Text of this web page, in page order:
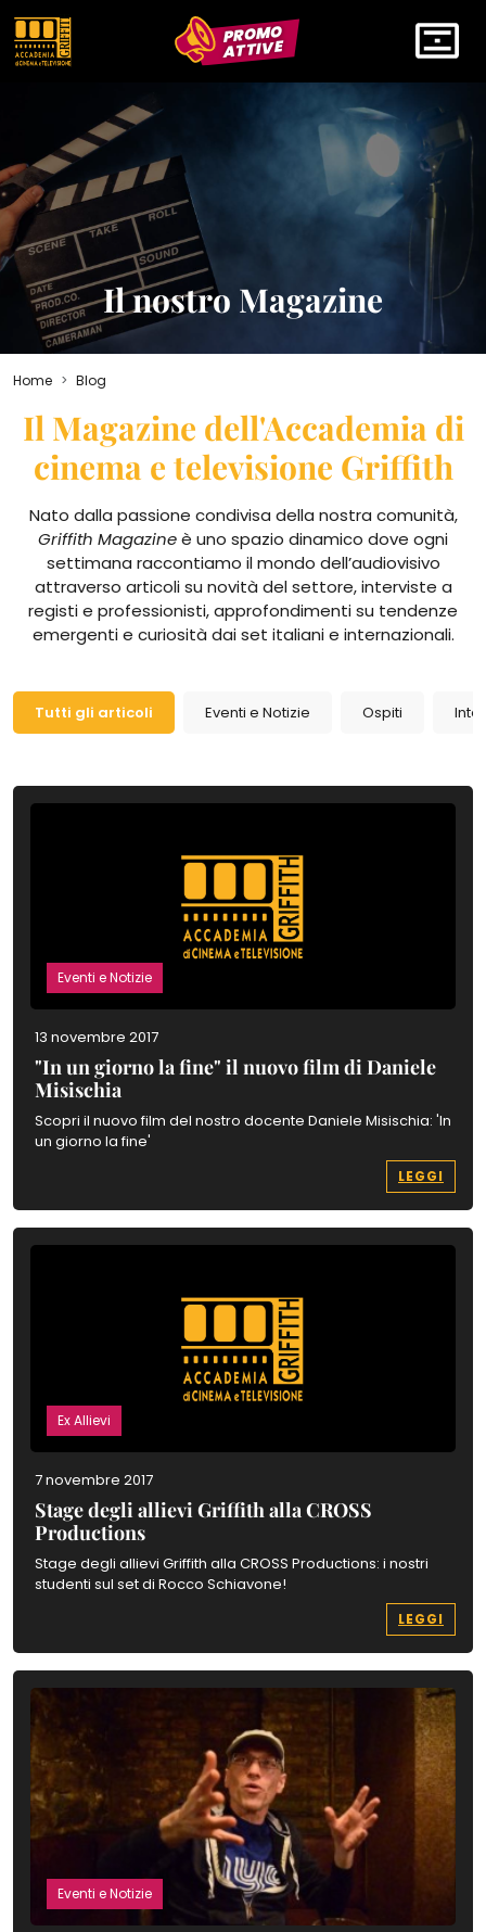
PROMO
ATTIVE
Il nostro Magazine
Home Blog
Il Magazine dell'Accademia di
cinema e televisione Griffith
Nato dalla passione condivisa della nostra comunità,
Griffith Magazineè uno spazio dinamico dove ogni
settimana raccontiamo il mondo dell’audiovisivo
attraverso articoli su novità del settore, interviste a
registi e professionisti, approfondimenti su tendenze
emergenti e curiosità dai set italiani e internazionali.
Tutti gli articoli Eventi e Notizie Ospiti
Eventi e Notizie
13 novembre 2017
"In un giorno la fine" il nuovo film di Daniele
Misischia
Scopri il nuovo film del nostro docente Daniele Misischia: 'In
un giorno la fine'
LEGGI
Ex Allievi
7 novembre 2017
Stage degli allievi Griffith alla CROSS
Productions
Stage degli allievi Griffith alla CROSS Productions: i nostri
studenti sul set di Rocco Schiavone!
LEGGI
Eventi e Notizie